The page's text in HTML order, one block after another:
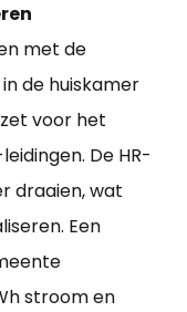
met de
de huiskamer
voor het
De HR-
draaien, wat
Een
stroom en